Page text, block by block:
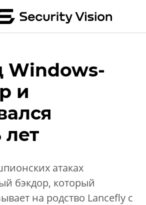
Windows-
и
атаках
бэкдор, который
на родство Lancefly с